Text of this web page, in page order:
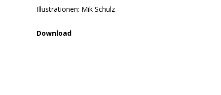
Illustrationen: Mik Schulz
Download